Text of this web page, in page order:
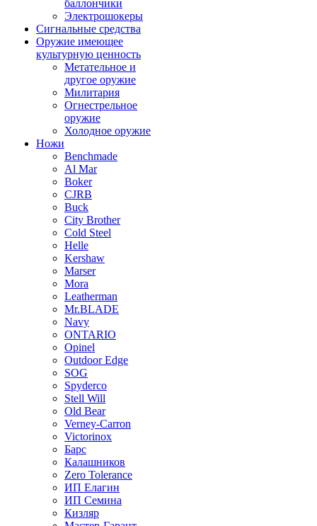
баллончики
Электрошокеры
Сигнальные средства
Оружие имеющее
культурную ценность
Метательное и
другое оружие
Милитария
Огнестрельное
оружие
Холодное оружие
Ножи
Benchmade
Al Mar
Boker
CJRB
Buck
City Brother
Cold Steel
Helle
Kershaw
Marser
Mora
Leatherman
Mr.BLADE
Navy
ONTARIO
Opinel
Outdoor Edge
SOG
Spyderco
Stell Will
Old Bear
Verney-Carron
Victorinox
Барс
Калашников
Zero Tolerance
ИП Елагин
ИП Семина
Кизляр